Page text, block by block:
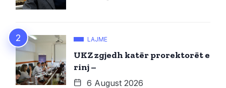
LAJME
UKZ zgjedh katër prorektorët e
rinj –
6 August 2026